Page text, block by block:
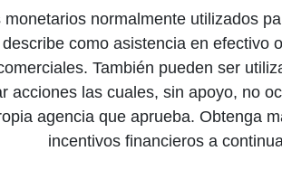
normalmente utilizados
como asistencia en efectivo
También pueden ser
acciones las cuales, sin apoyo, no
agencia que aprueba. Obtenga
incentivos financieros a